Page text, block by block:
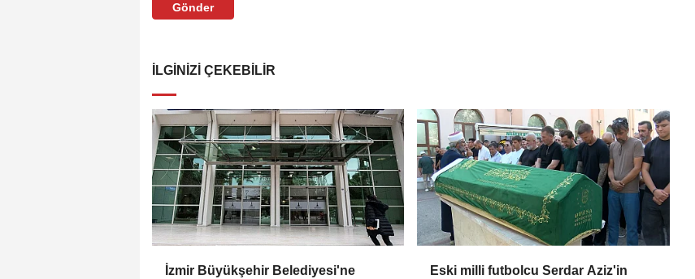
Gönder
İLGINIZI ÇEKEBILIR
İzmir Büyükşehir Belediyesi'ne
Eski milli futbolcu Serdar Aziz'in